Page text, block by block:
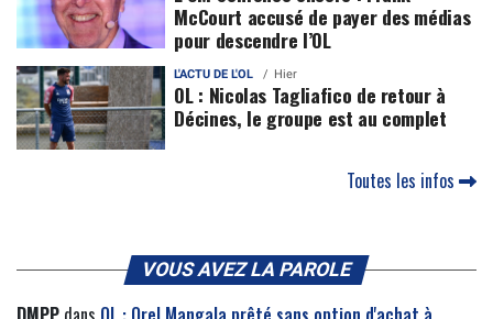
McCourt accusé de payer des médias
pour descendre l’OL
L'ACTU DE L'OL Hier
OL : Nicolas Tagliafico de retour à
Décines, le groupe est au complet
Toutes les infos
VOUS AVEZ LA PAROLE